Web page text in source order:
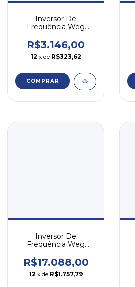
Inversor De
Frequência Weg
Trifásico
R$3.146,00
12 x de R$323,62
COMPRAR
Inversor De
Frequência Weg
Trifásico
R$17.088,00
12 x de R$1.757,79